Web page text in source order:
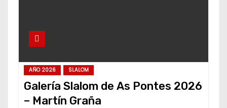
AÑO 2026 SLALOM
Galería Slalom de As Pontes 2026
– Martín Graña